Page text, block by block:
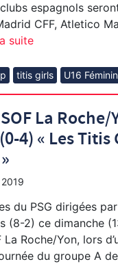
espagnols
CFF, Atletico
suite
titis girls U16
La Roche/
4) « Les
du PSG dirigées
(8-2) ce dimanche
La Roche/Yon, lors
du groupe A